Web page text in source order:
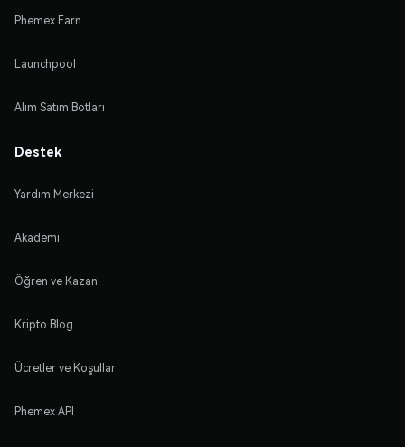
Phemex Earn
Launchpool
Alım Satım Botları
Destek
Yardım Merkezi
Akademi
Öğren ve Kazan
Kripto Blog
Ücretler ve Koşullar
Phemex API